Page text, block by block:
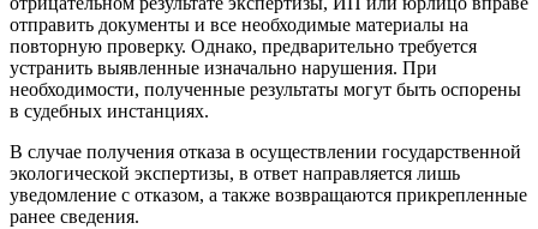
отправить документы и все необходимые материалы на
повторную проверку. Однако, предварительно требуется
устранить выявленные изначально нарушения. При
необходимости, полученные результаты могут быть оспорены
в судебных инстанциях.
В случае получения отказа в осуществлении государственной
экологической экспертизы, в ответ направляется лишь
уведомление с отказом, а также возвращаются прикрепленные
ранее сведения.